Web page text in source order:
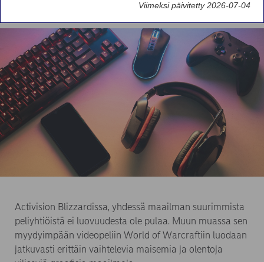
Activision Blizzardissa, yhdessä maailman suurimmista
peliyhtiöistä ei luovuudesta ole pulaa. Muun muassa sen
myydyimpään videopeliin World of Warcraftiin luodaan
jatkuvasti erittäin vaihtelevia maisemia ja olentoja
Viimeksi päivitetty 2026-07-04